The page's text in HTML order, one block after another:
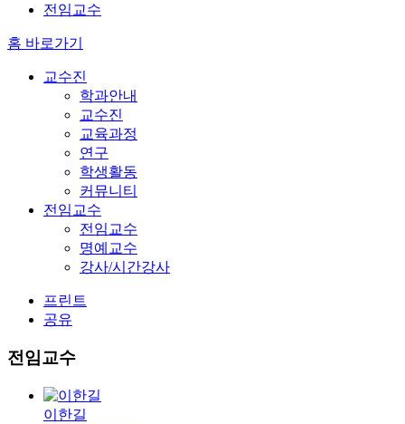
전임교수
홈 바로가기
교수진
학과안내
교수진
교육과정
연구
학생활동
커뮤니티
전임교수
전임교수
명예교수
강사/시간강사
프린트
공유
전임교수
이한길